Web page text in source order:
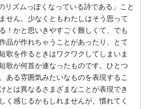
リズムっぽくなっている詩である」こと
せん。少なくともわたしはそう思って
！かと思いきやすごく難しくて、でも
品が作れちゃうことがあったり、とて
歌を作るときはワクワクしてしまいま
歌が何首か連なったものです。ひとつ
ある雰囲気みたいなものを表現するこ
とは異なるさまざまなことが表現でき
く感じるかもしれませんが、慣れてく